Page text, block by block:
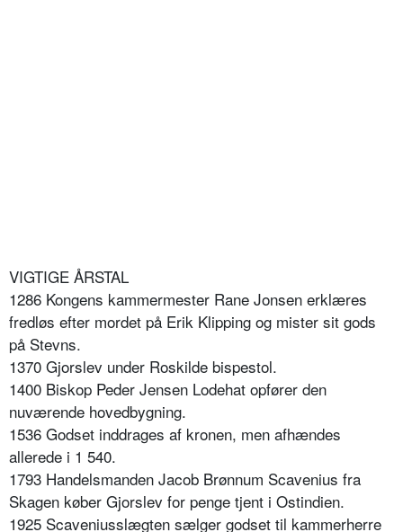
VIGTIGE ÅRSTAL
1286 Kongens kammermester Rane Jonsen erklæres
fredløs efter mordet på Erik Klipping og mister sit gods
på Stevns.
1370 Gjorslev under Roskilde bispestol.
1400 Biskop Peder Jensen Lodehat opfører den
nuværende hovedbygning.
1536 Godset inddrages af kronen, men afhændes
allerede i 1 540.
1793 Handelsmanden Jacob Brønnum Scavenius fra
Skagen køber Gjorslev for penge tjent i Ostindien.
1925 Scaveniusslægten sælger godset til kammerherre